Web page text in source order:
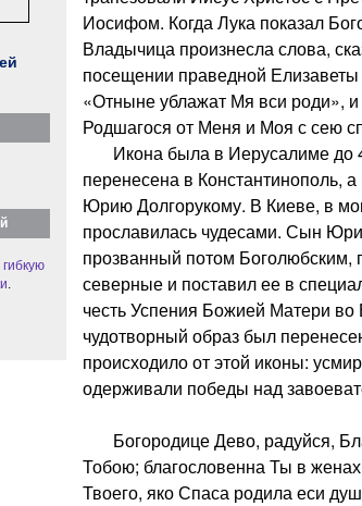
гибкую
Иосифом. Когда Лука показал
Владычица произнесла слова,
посещении праведной
«Отныне ублажат Мя вси роди»,
Родшагося от Меня и Моя с сею
Икона была в Иерусалиме до
перенесена в Константинополь,
Юрию Долгорукому. В Киеве, в
прославилась чудесами. Сын
прозванный потом Боголюбским,
северные и поставил ее в
честь Успения Божией Матери
чудотворный образ был
происходило от этой иконы:
одерживали победы над
Богородице Дево, радуйся,
Тобою; благословенна Ты в
Твоего, яко Спаса родила еси